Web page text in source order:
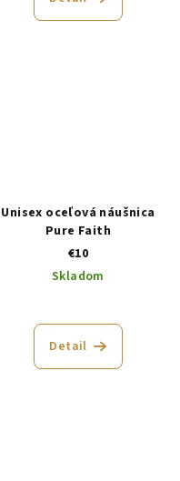
Unisex oceľová náušnica
Pure Faith
€10
Skladom
Detail